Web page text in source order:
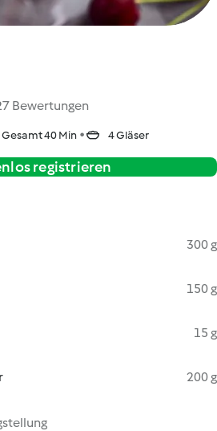
Bewertungen
Gesamt 40 Min 4 Gläser
registrieren
300 g
150 g
15 g
200 g